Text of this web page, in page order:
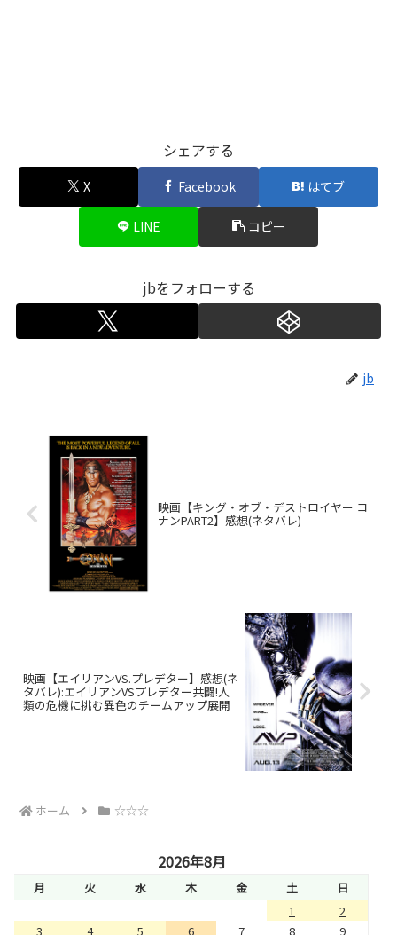
シェアする
X Facebook はてブ
LINE コピー
jbをフォローする
jb
映画【キング・オブ・デストロイヤー コ
ナンPART2】感想(ネタバレ)
映画【エイリアンVS.プレデター】感想(ネ
タバレ):エイリアンVSプレデター共闘!人
類の危機に挑む異色のチームアップ展開
ホーム ☆☆☆
2026年8月
月 火 水 木 金 土
日
1
2
3
4 5 6 7 8 9